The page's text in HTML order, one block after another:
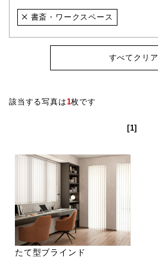
書斎・ワークスペース
すべてクリア
該当する写真は1枚です
[1]
たて型ブラインド